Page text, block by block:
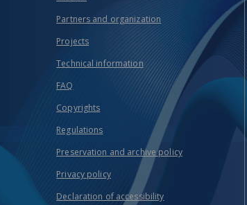
Partners and organization
Projects
Technical information
FAQ
Copyrights
Regulations
Preservation and archive policy
Privacy policy
Declaration of accessibility